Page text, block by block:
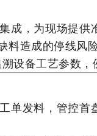
成，为现场提供
料造成的停线风险
设备工艺参数，
单发料，管控首